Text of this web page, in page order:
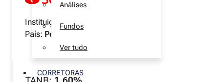
Análises
Fundos
Ver tudo
CORRETORAS
Instituição:
Santander
País: Portugal